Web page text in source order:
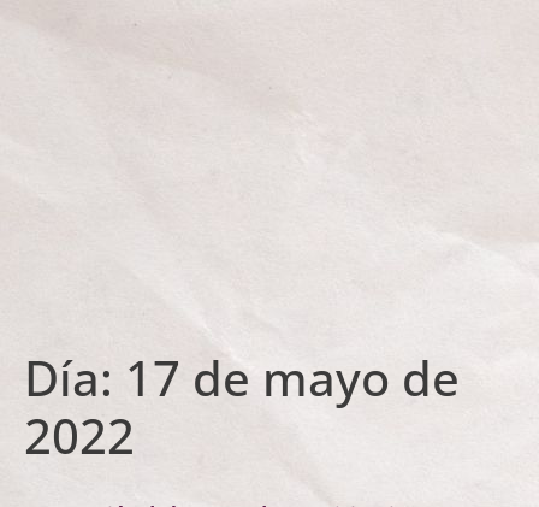
Día: 17 de mayo de
2022